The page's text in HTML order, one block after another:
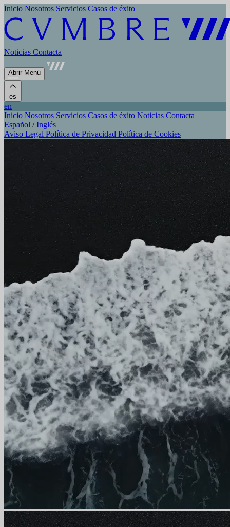
Inicio Nosotros Servicios Casos de éxito
Noticias Contacta
Abrir Menú
es
en
Inicio Nosotros Servicios Casos de éxito Noticias Contacta
Español /Inglés
Aviso Legal Política de Privacidad Política de Cookies